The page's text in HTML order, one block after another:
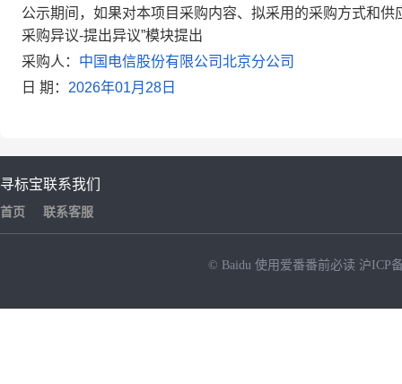
公示期间，如果对本项目采购内容、拟采用的采购方式和
采购异议-提出异议”模块提出
采购人： 中国电信股份有限公司北京分公司
日 期： 2026年01月28日
寻标宝
首页
联系我们
联系客服
© Baidu 使用爱番番前必读 沪ICP